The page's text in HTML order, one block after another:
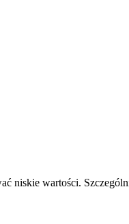
niskie wartości.